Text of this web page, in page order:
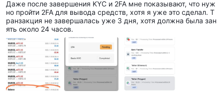
верки
Даже после завершения KYC и 2FA мне показывают, что нуж
но пройти 2FA для вывода средств, хотя я уже это сделал. Т
ранзакция не завершалась уже 3 дня, хотя должна была зан
ять около 24 часов.